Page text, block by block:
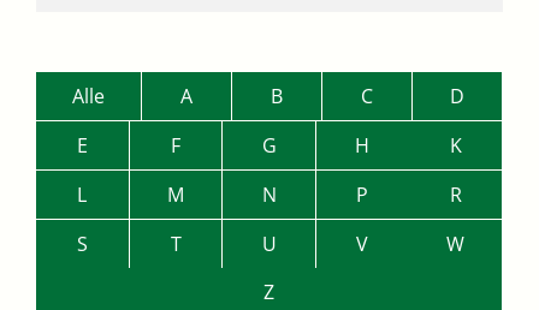
Alle A B C
D
E
F G H
K
L
M N P
R
S
T U V
W
Z